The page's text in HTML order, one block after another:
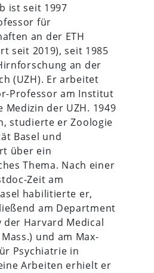
ist seit 1997
für
an der ETH
seit 2019), seit 1985
an der
(UZH). Er arbeitet
Professor am Institut
Medizin der UZH. 1949
studierte er Zoologie
Basel und
über ein
Thema. Nach einer
Zeit am
habilitierte er,
am Department
Harvard Medical
und am Max-
Psychiatrie in
Arbeiten erhielt er